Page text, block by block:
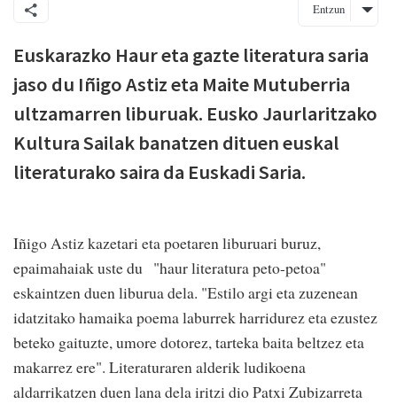
Entzun
Euskarazko Haur eta gazte literatura saria
jaso du Iñigo Astiz eta Maite Mutuberria
ultzamarren liburuak. Eusko Jaurlaritzako
Kultura Sailak banatzen dituen euskal
literaturako saira da Euskadi Saria.
Iñigo Astiz kazetari eta poetaren liburuari buruz,
epaimahaiak uste du "haur literatura peto-petoa"
eskaintzen duen liburua dela. "Estilo argi eta zuzenean
idatzitako hamaika poema laburrek harridurez eta ezustez
beteko gaituzte, umore dotorez, tarteka baita beltzez eta
makarrez ere". Literaturaren alderik ludikoena
aldarrikatzen duen lana dela iritzi dio Patxi Zubizarreta